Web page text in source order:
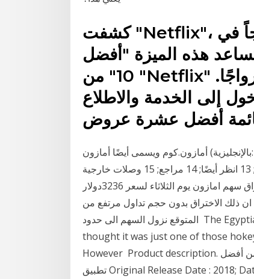
كشفت "Netflix"، عن أفضل عشرة أعمال وجدت رواجاً في
هذه الميزة "أفضل
10" من "Netflix" على استكشاف المحتوى الأكثر رواجًا.
إلى الخدمة والاطلاع
أفضل عشرة عروض
أمازون.كوم ويسمى أيضًا أمازون (بالإنجليزية: Amazon.com)‏، موقع للتجارة الإلكترونية والحوسبة 10.4
الإغلاق في فرنسا. 11 الجماعات الضاغطة; 12 معرض صور; 13 انظر أيضًا; 14 مراجع; 15 وصلات خارجية
خلال أول شهرين من بداية المشروع وصلت مبي رغم اختراق سهم امازون يوم الثلاثاء لسعر 3236دولار
ذلك الاختراق بدون حجم تداول مرتفع من
المتوقع نزول السهم الى حدود The Egyptian is a classic Hollywood film. The first time I saw it, I
thought it was just one of those
However Product description. تطبيق تحميل الأفلام بدون عضوية أو تسجيل الدخول من قائمة من أفضل
تطبيق Original Release Date : 2018; Date First Available : July 19, 2018; Manufacturer : Lkhlafa;